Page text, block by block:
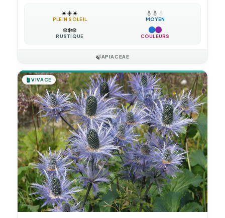
☀️☀️☀️
PLEIN SOLEIL
💧 💧 💧
MOYEN
❄️❄️❄️
RUSTIQUE COULEURS
🍃APIACEAE
🪴VIVACE